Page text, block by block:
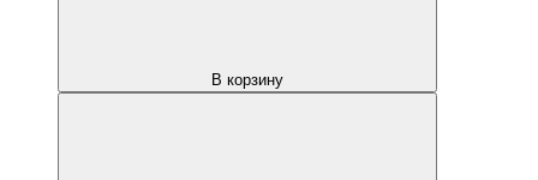
В корзину